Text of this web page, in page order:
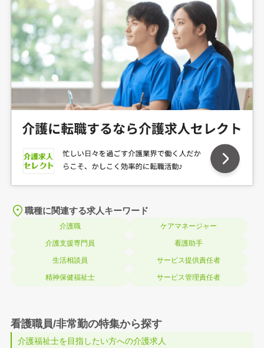
職種に関連する求人キーワード
介護職 ケアマネージャー
介護支援専門員 看護助手
生活相談員 サービス提供責任者
精神保健福祉士 サービス管理責任者
看護職員/非常勤の特集から探す
介護福祉士を目指したい方への介護求人